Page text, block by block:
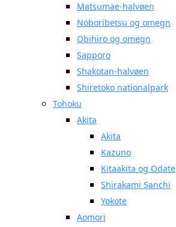
Matsumae-halvøen
Noboribetsu og omegn
Obihiro og omegn
Sapporo
Shakotan-halvøen
Shiretoko nationalpark
Tohoku
Akita
Akita
Kazuno
Kitaakita og Odate
Shirakami Sanchi
Yokote
Aomori